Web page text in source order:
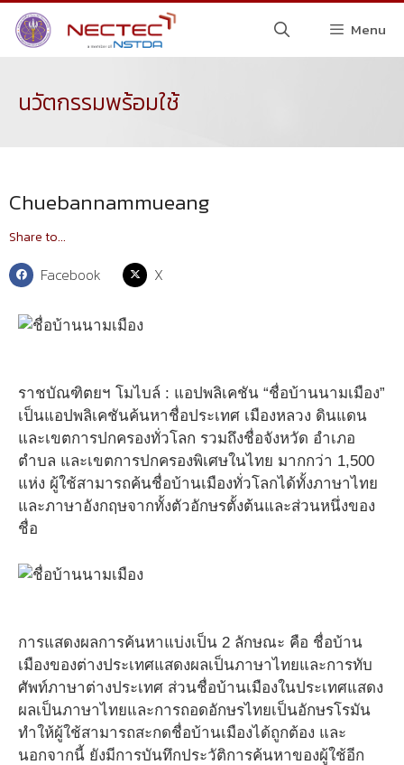
Menu
นวัตกรรมพร้อมใช้
Chuebannammueang
Share to...
Facebook X
ราชบัณฑิตยฯ โมไบล์ : แอปพลิเคชัน “ชื่อบ้านนามเมือง”
เป็นแอปพลิเคชันค้นหาชื่อประเทศ เมืองหลวง ดินแดน
และเขตการปกครองทั่วโลก รวมถึงชื่อจังหวัด อำเภอ
ตำบล และเขตการปกครองพิเศษในไทย มากกว่า 1,500
แห่ง ผู้ใช้สามารถค้นชื่อบ้านเมืองทั่วโลกได้ทั้งภาษาไทย
และภาษาอังกฤษจากทั้งตัวอักษรตั้งต้นและส่วนหนึ่งของ
ชื่อ
การแสดงผลการค้นหาแบ่งเป็น 2 ลักษณะ คือ ชื่อบ้าน
เมืองของต่างประเทศแสดงผลเป็นภาษาไทยและการทับ
ศัพท์ภาษาต่างประเทศ ส่วนชื่อบ้านเมืองในประเทศแสดง
ผลเป็นภาษาไทยและการถอดอักษรไทยเป็นอักษรโรมัน
ทำให้ผู้ใช้สามารถสะกดชื่อบ้านเมืองได้ถูกต้อง และ
นอกจากนี้ ยังมีการบันทึกประวัติการค้นหาของผู้ใช้อีก